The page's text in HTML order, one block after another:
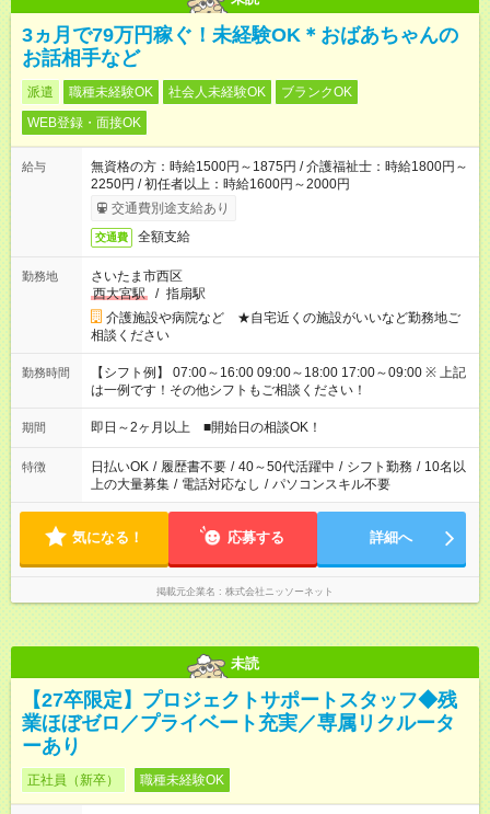
3ヵ月で79万円稼ぐ！未経験OK＊おばあちゃんの
お話相手など
派遣 職種未経験OK 社会人未経験OK
ブランクOK
WEB登録・面接OK
給与
無資格の方：時給1500円～1875円 / 介護福祉士：時給1800円～
2250円 / 初任者以上：時給1600円～2000円
交通費別途支給あり
交通費 全額支給
勤務地
さいたま市西区
西大宮駅
/ 指扇駅
介護施設や病院など ★自宅近くの施設がいいなど勤務地ご
相談ください
勤務時間
【シフト例】 07:00～16:00 09:00～18:00 17:00～09:00 ※ 上記
は一例です！その他シフトもご相談ください！
期間 即日～2ヶ月以上 ■開始日の相談OK！
特徴 日払いOK / 履歴書不要 / 40～50代活躍中 / シフト勤務 / 10名以
上の大量募集 / 電話対応なし / パソコンスキル不要
気になる！ 応募する 詳細へ
掲載元企業名 株式会社ニッソーネット
未読
【27卒限定】プロジェクトサポートスタッフ◆残
業ほぼゼロ／プライベート充実／専属リクルータ
ーあり
正社員（新卒） 職種未経験OK